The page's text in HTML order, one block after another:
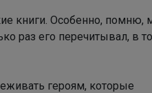
книги. Особенно, помню,
раз его перечитывал, в
героям, которые